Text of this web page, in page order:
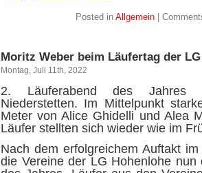
Posted in Allgemein|
Moritz Weber beim Läufertag der LG
Montag, Juli 11th, 2022
2. Läuferabend des Jahres
Niederstetten. Im Mittelpunkt
Meter von Alice Ghidelli und Alea
Läufer stellten sich wieder wie im
Nach dem erfolgreichem Auftakt
die Vereine der LG Hohenlohe nun